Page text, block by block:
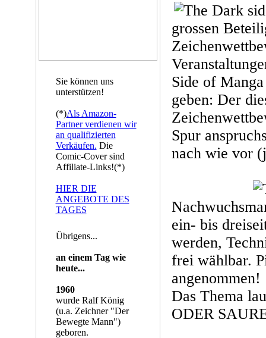
Sie können uns
unterstützen!
(*)Als Amazon-
Partner verdienen wir
an qualifizierten
Verkäufen. Die
Comic-Cover sind
Affiliate-Links!(*)
HIER DIE
ANGEBOTE DES
TAGES
Übrigens...
an einem Tag wie
heute...
1960
wurde Ralf König
(u.a. Zeichner "Der
Bewegte Mann")
geboren.
grossen
Side of
geben: Der
Spur
nach wie vor
ein- bis
werden,
frei wählbar.
angenommen!
Das Thema
ODER